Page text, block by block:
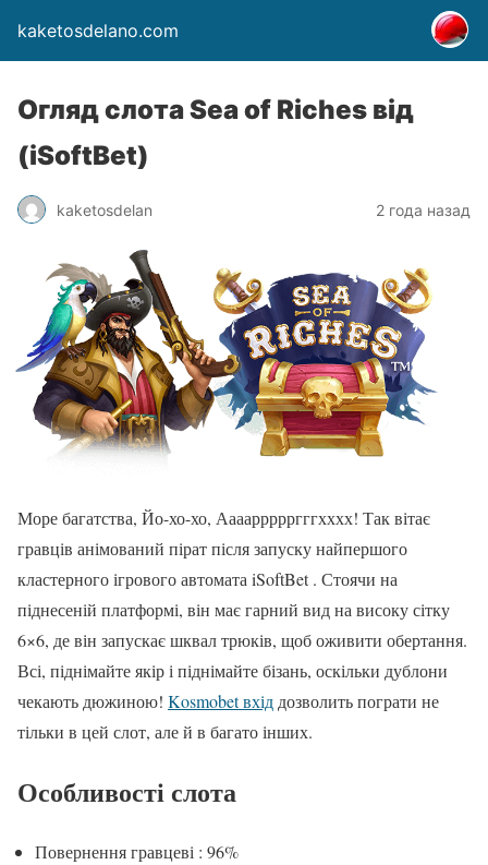
kaketosdelano.com
Огляд слота Sea of ​​Riches від
(iSoftBet)
kaketosdelan 2 года назад
Море багатства, Йо-хо-хо, Ааааррррргггхххх! Так вітає
гравців анімований пірат після запуску найпершого
кластерного ігрового автомата iSoftBet . Стоячи на
піднесеній платформі, він має гарний вид на високу сітку
6×6, де він запускає шквал трюків, щоб оживити обертання.
Всі, піднімайте якір і піднімайте бізань, оскільки дублони
чекають дюжиною! Kosmobet вхіддозволить пограти не
тільки в цей слот, але й в багато інших.
Особливості слота
Повернення гравцеві : 96%